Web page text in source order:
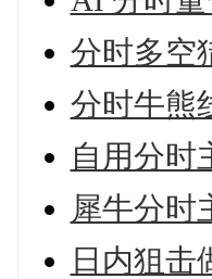
分时多空
分时牛熊
自用分时
犀牛分时
日内狙击